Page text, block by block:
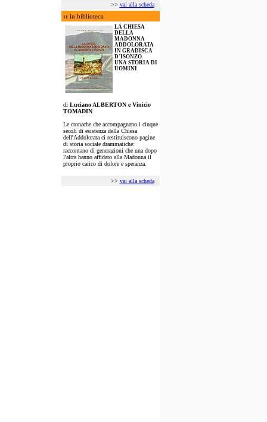
>> vai alla scheda
:: in biblioteca
LA CHIESA
DELLA
MADONNA
ADDOLORATA
IN GRADISCA
D'ISONZO.
UNA STORIA DI
UOMINI
di Luciano ALBERTON e Vinicio
TOMADIN
Le cronache che accompagnano i cinque
secoli di esistenza della Chiesa
dell'Addolorata ci restituiscono pagine
di storia sociale drammatiche:
raccontano di generazioni che una dopo
l'altra hanno affidato alla Madonna il
proprio carico di dolore e speranza.
>> vai alla scheda